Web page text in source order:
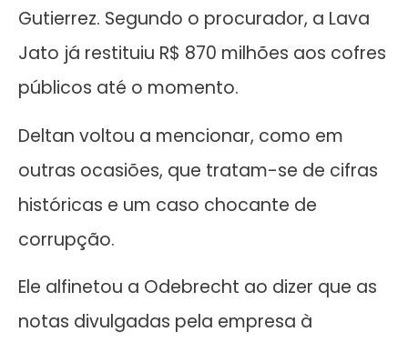
Gutierrez. Segundo o procurador, a Lava
Jato já restituiu R$ 870 milhões aos cofres
públicos até o momento.
Deltan voltou a mencionar, como em
outras ocasiões, que tratam-se de cifras
históricas e um caso chocante de
corrupção.
Ele alfinetou a Odebrecht ao dizer que as
notas divulgadas pela empresa à